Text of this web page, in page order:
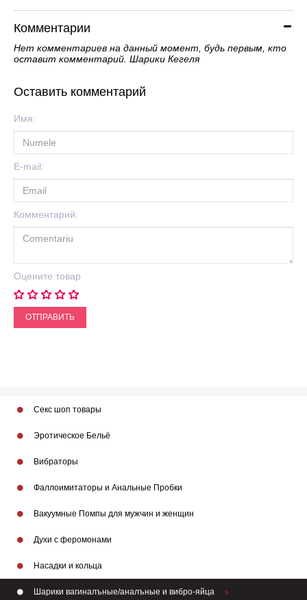
Комментарии
Нет комментариев на данный момент, будь первым, кто
оставит комментарий. Шарики Кегеля
Оставить комментарий
Имя:
E-mail:
Комментарий:
Оцените товар
ОТПРАВИТЬ
Секс шоп товары
Эротическое Бельё
Вибраторы
Фаллоимитаторы и Анальные Пробки
Вакуумные Помпы для мужчин и женщин
Духи с феромонами
Насадки и кольца
Шарики вагиналъные/аналъные и вибро-яйца